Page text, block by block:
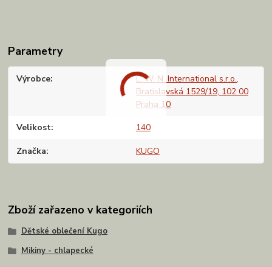
Parametry
Výrobce
L. W. N. International s.r.o.,
Bratislavská 1529/19, 102 00
Praha 10
Velikost 140
Značka KUGO
Zboží zařazeno v kategoriích
Dětské oblečení Kugo
Mikiny - chlapecké